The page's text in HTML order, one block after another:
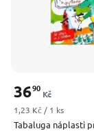
Tabaluga náplasti
3690
Kč
Měrná cena:
1,23 Kč / 1 ks